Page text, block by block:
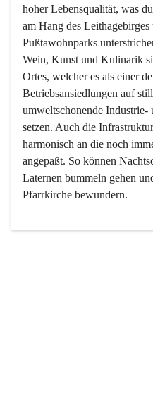
hoher Lebensqualität, was
am Hang des
Pußtawohnparks
Wein, Kunst und Kulinarik
Ortes, welcher es als einer
Betriebsansiedlungen auf
umweltschonende Industrie-
setzen. Auch die
harmonisch an die noch
angepaßt. So können
Laternen bummeln gehen
Pfarrkirche bewundern.
Der Weinbau dominert